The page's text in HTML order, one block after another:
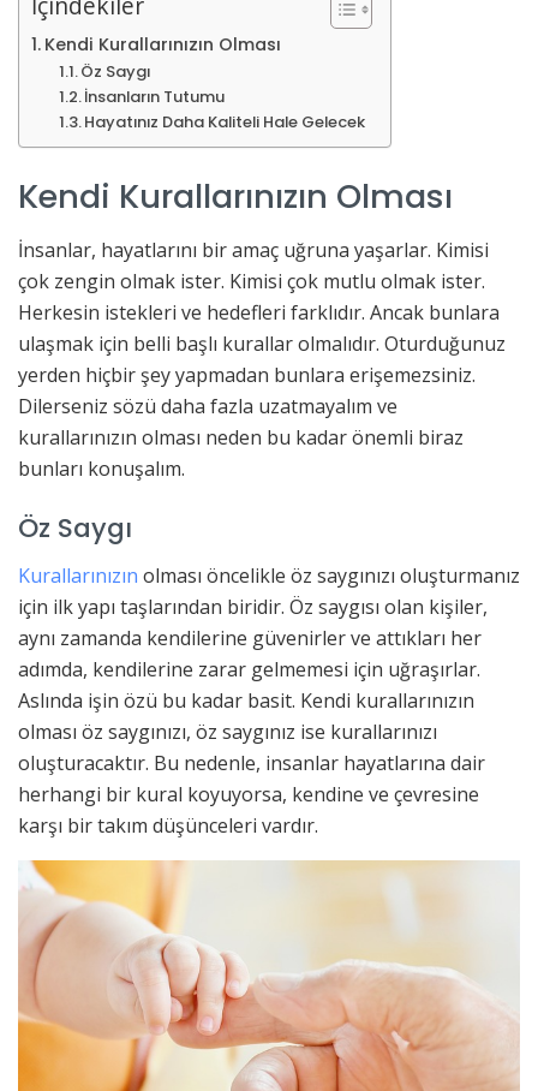
Kendi Kurallarınızın Olması
Öz Saygı
İnsanların Tutumu
Hayatınız Daha Kaliteli Hale Gelecek
Kendi Kurallarınızın Olması
İnsanlar, hayatlarını bir amaç uğruna yaşarlar. Kimisi
çok zengin olmak ister. Kimisi çok mutlu olmak ister.
Herkesin istekleri ve hedefleri farklıdır. Ancak bunlara
ulaşmak için belli başlı kurallar olmalıdır. Oturduğunuz
yerden hiçbir şey yapmadan bunlara erişemezsiniz.
Dilerseniz sözü daha fazla uzatmayalım ve
kurallarınızın olması neden bu kadar önemli biraz
bunları konuşalım.
Öz Saygı
Kurallarınızın olması öncelikle öz saygınızı oluşturmanız
için ilk yapı taşlarından biridir. Öz saygısı olan kişiler,
aynı zamanda kendilerine güvenirler ve attıkları her
adımda, kendilerine zarar gelmemesi için uğraşırlar.
Aslında işin özü bu kadar basit. Kendi kurallarınızın
olması öz saygınızı, öz saygınız ise kurallarınızı
oluşturacaktır. Bu nedenle, insanlar hayatlarına dair
herhangi bir kural koyuyorsa, kendine ve çevresine
karşı bir takım düşünceleri vardır.